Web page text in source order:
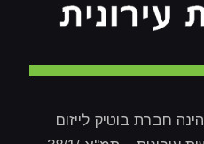
חברת URBANLAND הינה חברת בוטיק לייזום